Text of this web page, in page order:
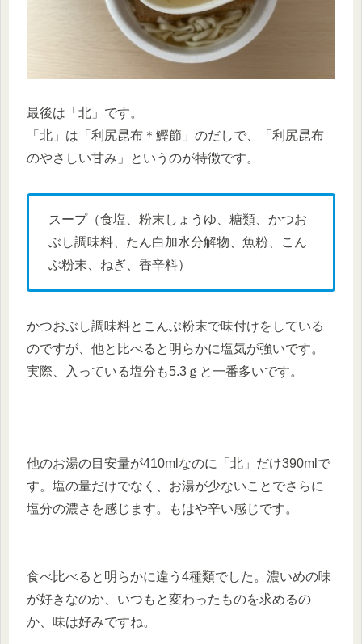
最後は「北」です。
「北」は「利尻昆布＊鰹節」のだしで、「利尻昆布
のやさしい甘み」というのが特徴です。
スープ（食塩、粉末しょうゆ、糖類、かつお
ぶし調味料、たん白加水分解物、魚粉、こん
ぶ粉末、ねぎ、香辛料）
かつおぶし調味料とこんぶ粉末で味付けをしている
のですが、他と比べると明らかに塩気が強いです。
実際、入っている塩分も5.3ｇと一番多いです。
他のお湯の目安量が410mlなのに「北」だけ390mlで
す。塩の量だけでなく、お湯が少ないことでさらに
塩分の濃さを感じます。もはや辛い感じです。
食べ比べると明らかに違う4種類でした。濃いめの味
が好きなのか、いつもと変わったものを求めるの
か、味は好みですね。